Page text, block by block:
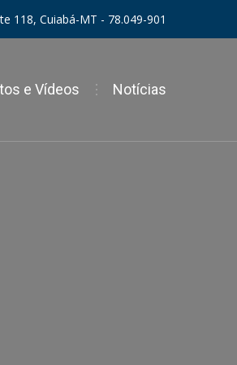
118, Cuiabá-MT - 78.049-901
e Vídeos Notícias